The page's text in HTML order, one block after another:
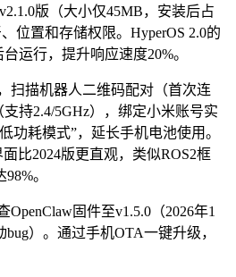
版（大小仅45MB，安装后占
位置和存储权限。HyperOS 2.0的
运行，提升响应速度20%。
扫描机器人二维码配对（首次连
持2.4/5GHz），绑定小米账号实
功耗模式”，延长手机电池使用。
比2024版更直观，类似ROS2框
。
固件至v1.5.0（2026年1
）。通过手机OTA一键升级，